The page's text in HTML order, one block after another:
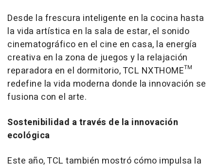
Desde la frescura inteligente en la cocina hasta
la vida artística en la sala de estar, el sonido
cinematográfico en el cine en casa, la energía
creativa en la zona de juegos y la relajación
reparadora en el dormitorio, TCL NXTHOME™
redefine la vida moderna donde la innovación se
fusiona con el arte.
Sostenibilidad a través de la innovación
ecológica
Este año, TCL también mostró cómo impulsa la